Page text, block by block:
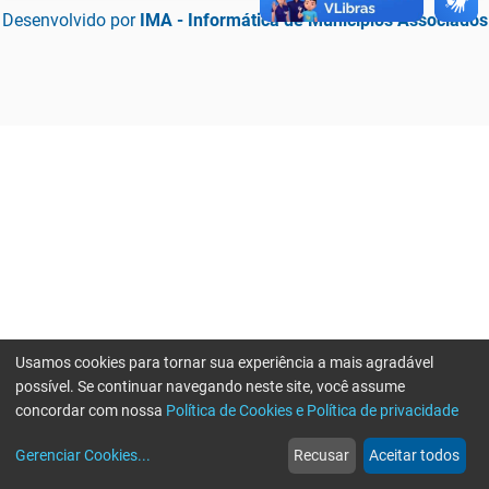
Desenvolvido por IMA - Informática de Municípios Associados
web
Notícias
more_horiz
Mais
Usamos cookies para tornar sua experiência a mais agradável
possível. Se continuar navegando neste site, você assume
concordar com nossa Política de Cookies e Política de privacidade
Gerenciar Cookies... Recusar Aceitar todos
Erro ao enviar informações, por favor tente novamente